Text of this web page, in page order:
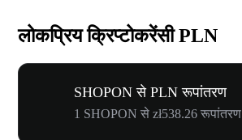
लोकप्रिय क्रिप्टोकरेंसी PLN
SHOPON से PLN रूपांतरण
1 SHOPON से zł538.26 रूपांतरण